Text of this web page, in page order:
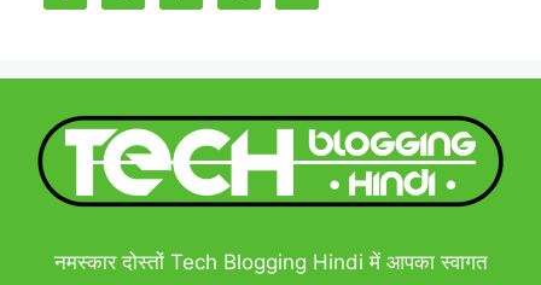
नमस्कार दोस्तों Tech Blogging Hindi में आपका स्वागत